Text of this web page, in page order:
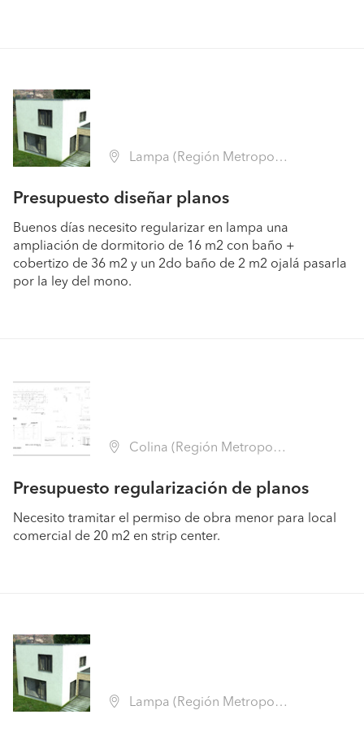
Lampa (Región Metropolitana - Chacabuco)
Presupuesto diseñar planos
Buenos días necesito regularizar en lampa una
ampliación de dormitorio de 16 m2 con baño +
cobertizo de 36 m2 y un 2do baño de 2 m2 ojalá pasarla
por la ley del mono.
Colina (Región Metropolitana - Chacabuco)
Presupuesto regularización de planos
Necesito tramitar el permiso de obra menor para local
comercial de 20 m2 en strip center.
Lampa (Región Metropolitana - Chacabuco)